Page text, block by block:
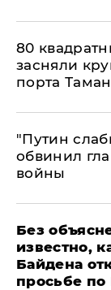
80
засняли
порта
​"Путин
обвинил
войны
Без
известно,
Байдена
просьбе